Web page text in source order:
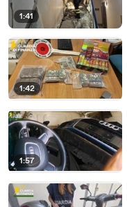
1:41
1:42
1:57